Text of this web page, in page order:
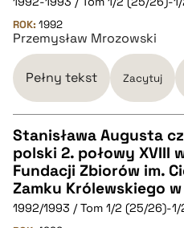
pobierz cytat
pobierz cytat
ROK: 1992
Przemysław Mrozowski
Pełny tekst Zacytuj
CZYSTY TEKST
pobierz cytat
Stanisława Augusta
polski 2. połowy XVIII
Fundacji Zbiorów im.
Zamku Królewskiego
1992/1993 / Tom 1/2 (25/26)-